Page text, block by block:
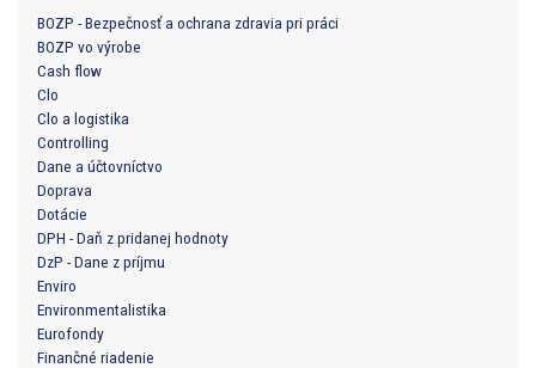
BOZP - Bezpečnosť a ochrana zdravia pri práci
BOZP vo výrobe
Cash flow
Clo
Clo a logistika
Controlling
Dane a účtovníctvo
Doprava
Dotácie
DPH - Daň z pridanej hodnoty
DzP - Dane z príjmu
Enviro
Environmentalistika
Eurofondy
Finančné riadenie